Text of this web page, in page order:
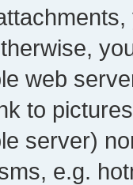
web
to
server)
e.g.